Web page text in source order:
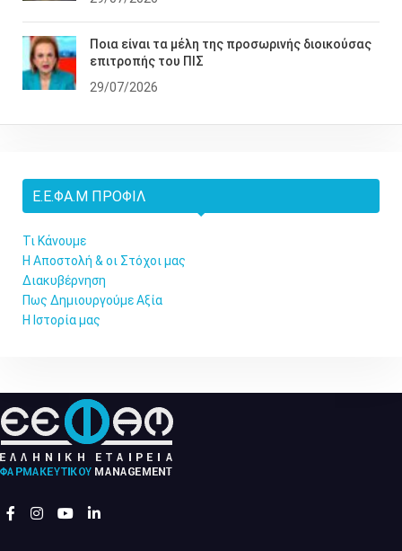
Ποια είναι τα μέλη της προσωρινής διοικούσας
επιτροπής του ΠΙΣ
29/07/2026
Ε.Ε.ΦΑ.Μ ΠΡΟΦΊΛ
Τι Κάνουμε
Η Αποστολή & οι Στόχοι μας
Διακυβέρνηση
Πως Δημιουργούμε Αξία
Η Ιστορία μας